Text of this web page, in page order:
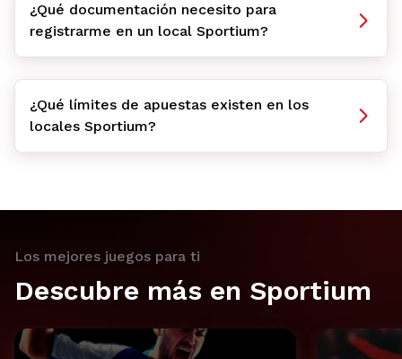
¿Qué documentación necesito para
registrarme en un local Sportium?
¿Qué límites de apuestas existen en los
locales Sportium?
Los mejores juegos para ti
Descubre más en Sportium